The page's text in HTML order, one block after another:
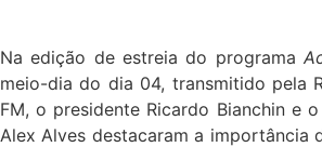
Na edição de estreia do programa
meio-dia do dia 04, transmitido pela
FM, o presidente Ricardo Bianchin e
Alex Alves destacaram a importância